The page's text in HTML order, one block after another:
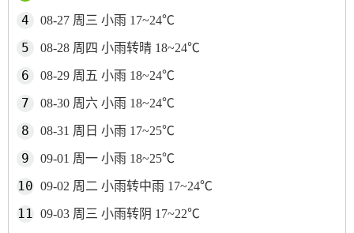
08-27 周三 小雨 17~24℃
08-28 周四 小雨转晴 18~24℃
08-29 周五 小雨 18~24℃
08-30 周六 小雨 18~24℃
08-31 周日 小雨 17~25℃
09-01 周一 小雨 18~25℃
09-02 周二 小雨转中雨 17~24℃
09-03 周三 小雨转阴 17~22℃